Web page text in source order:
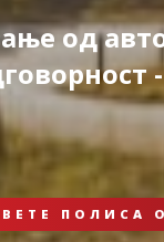
од
ПОЛИСА